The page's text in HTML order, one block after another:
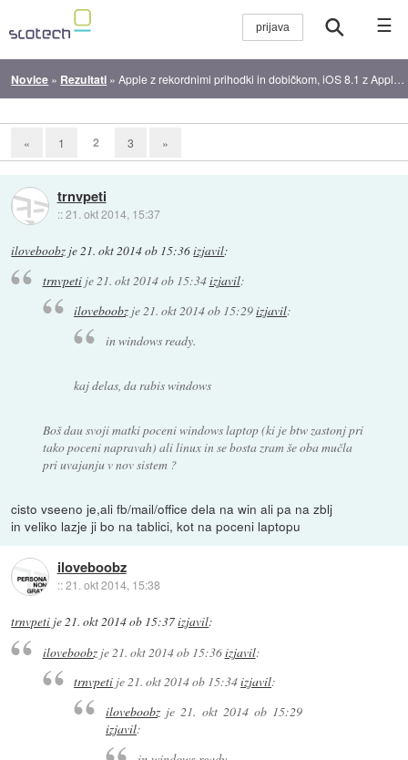
☰
Novice » Rezultati »Apple z rekordnimi prihodki in dobičkom, iOS 8.1 z Apple Pay izšel
« 1 2 3 »
trnvpeti
::21. okt 2014, 15:37
iloveboobz je21. okt 2014 ob 15:36izjavil:
trnvpetije21. okt 2014 ob 15:34izjavil:
iloveboobz je21. okt 2014 ob 15:29izjavil:
in windows ready.
kaj delas, da rabis windows
Boš dau svoji matki poceni windows laptop (ki je btw zastonj pri
tako poceni napravah) ali linux in se bosta zram še oba mučla
pri uvajanju v nov sistem ?
cisto vseeno je,ali fb/mail/office dela na win ali pa na zblj
in veliko lazje ji bo na tablici, kot na poceni laptopu
iloveboobz
::21. okt 2014, 15:38
trnvpeti je21. okt 2014 ob 15:37izjavil:
iloveboobzje 21. okt 2014 ob 15:36izjavil:
trnvpeti je21. okt 2014 ob 15:34izjavil:
iloveboobzje21. okt 2014 ob 15:29
izjavil: